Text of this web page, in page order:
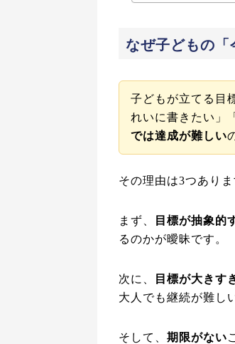
なぜ子どもの「
子どもが立てる目
れいに書きたい」
では達成が難しい
その理由は3つありま
まず、 目標が抽象的
るのかが曖昧です。
次に、 目標が大きす
大人でも継続が難し
そして、 期限がない